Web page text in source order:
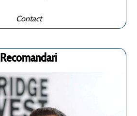
Contact
Recomandari